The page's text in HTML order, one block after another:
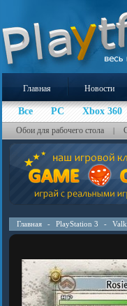
Главная Новости
Все PC Xbox 360
Обои для рабочего стола |
Главная - PlayStation 3 -